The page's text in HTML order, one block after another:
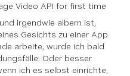
Video API for first time
irgendwie albern ist,
Gesichts zu einer App
arbeite, wurde ich bald
Oder besser
ich es selbst einrichte,